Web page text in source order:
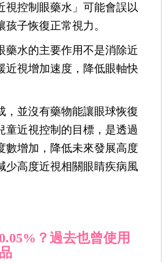
視控制眼藥水」可能會誤以
子恢復正常視力。
藥水的主要作用不是消除近
近視增加速度，降低眼軸快
，並沒有藥物能讓眼球恢復
童近視控制的目標，是透過
數增加，降低未來發展高度
少高度近視相關眼睛疾病風
？過去也曾使用